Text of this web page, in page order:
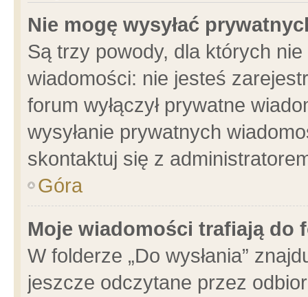
Nie mogę wysyłać
Są trzy powody, dla których
wiadomości: nie jesteś
forum wyłączył prywatne
wysyłanie prywatnych
skontaktuj się z
Góra
Moje wiadomości trafiają do
W folderze „Do wysłania”
jeszcze odczytane przez